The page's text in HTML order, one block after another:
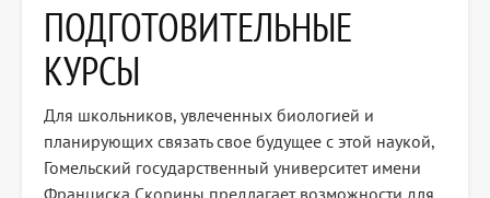
ПОДГОТОВИТЕЛЬНЫЕ
КУРСЫ
Для школьников, увлеченных биологией и
планирующих связать свое будущее с этой наукой,
Гомельский государственный университет имени